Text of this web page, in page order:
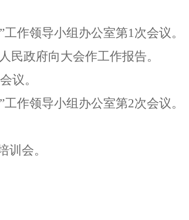
作领导小组办公室第1次会议。
民政府向大会作工作报告。
议。
作领导小组办公室第2次会议。
会。